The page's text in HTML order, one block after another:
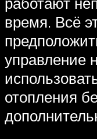
время. Всё
управление
отопления